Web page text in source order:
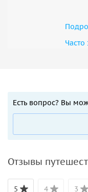
Есть вопрос? Вы
Отзывы
5 4 3